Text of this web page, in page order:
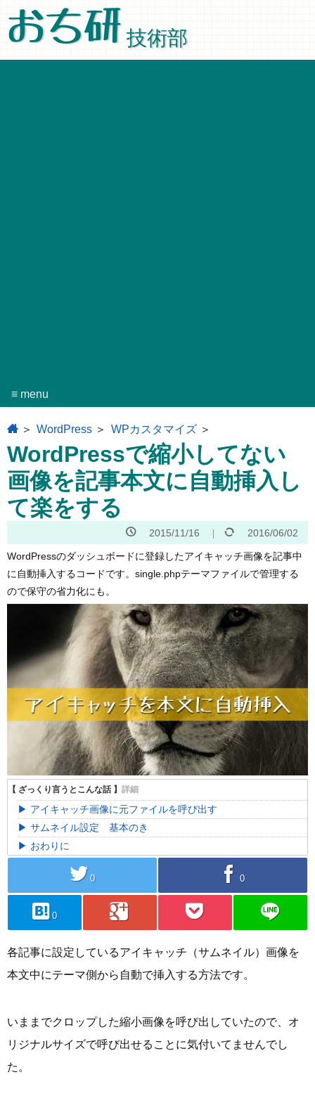
おち研
技術部
≡ menu
home WordPress WPカスタマイズ
WordPressで縮小してない
画像を記事本文に自動挿入し
て楽をする
2015/11/16 2016/06/02
WordPressのダッシュボードに登録したアイキャッチ画像を記事中
に自動挿入するコードです。single.phpテーマファイルで管理する
ので保守の省力化にも。
アイキャッチ画像に元ファイルを呼び出す
サムネイル設定 基本のき
おわりに
twitter 0 facebook 0
hatebu 0 googleplus pocket line
各記事に設定しているアイキャッチ（サムネイル）画像を
本文中にテーマ側から自動で挿入する方法です。
いままでクロップした縮小画像を呼び出していたので、オ
リジナルサイズで呼び出せることに気付いてませんでし
た。